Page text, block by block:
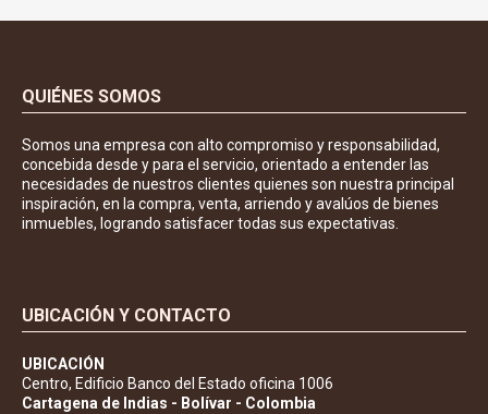
QUIÉNES SOMOS
Somos una empresa con alto compromiso y responsabilidad,
concebida desde y para el servicio, orientado a entender las
necesidades de nuestros clientes quienes son nuestra principal
inspiración, en la compra, venta, arriendo y avalúos de bienes
inmuebles, logrando satisfacer todas sus expectativas.
UBICACIÓN Y CONTACTO
UBICACIÓN
Centro, Edificio Banco del Estado oficina 1006
Cartagena de Indias - Bolívar - Colombia